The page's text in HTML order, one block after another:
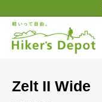
ン
Hiker'sDepot
Zelt II Wide